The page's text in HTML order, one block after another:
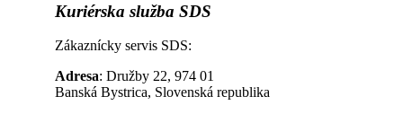
Kuriérska služba SDS
Zákaznícky servis SDS:
Adresa: Družby 22, 974 01
Banská Bystrica, Slovenská republika